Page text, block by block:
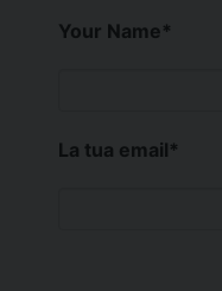
Your Name*
La tua email*